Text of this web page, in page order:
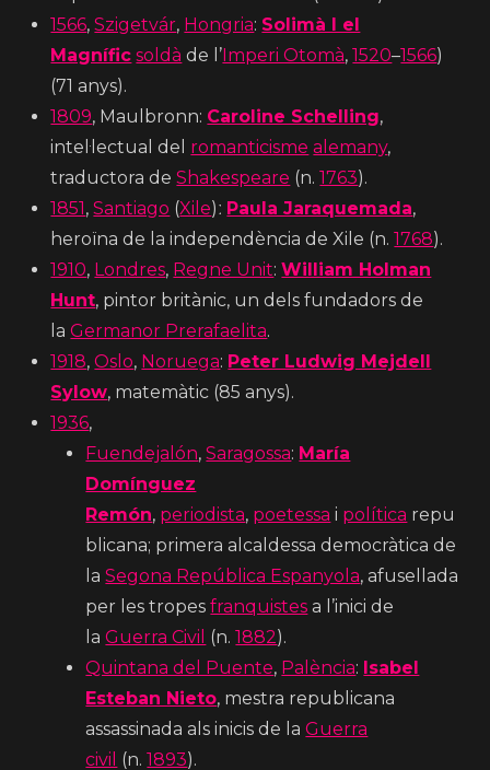
1566,Szigetvár, Hongria: Solimà I el
Magnífic soldà de l’Imperi Otomà,1520–1566)
(71 anys).
1809, Maulbronn: Caroline Schelling,
intel·lectual del romanticisme alemany,
traductora deShakespeare (n.1763).
1851,Santiago (Xile)ː Paula Jaraquemada,
heroïna de la independència de Xile (n.1768).
1910, Londres, Regne Unit:William Holman
Hunt, pintor britànic, un dels fundadors de
laGermanor Prerafaelita.
1918,Oslo, Noruega: Peter Ludwig Mejdell
Sylow, matemàtic (85 anys).
1936,
Fuendejalón,Saragossa: María
Domínguez
Remón, periodista, poetessa i política repu
blicana; primera alcaldessa democràtica de
laSegona República Espanyola, afusellada
per les tropesfranquistes a l’inici de
laGuerra Civil (n.1882).
Quintana del Puente, Palència: Isabel
Esteban Nieto, mestra republicana
assassinada als inicis de laGuerra
civil (n.1893).